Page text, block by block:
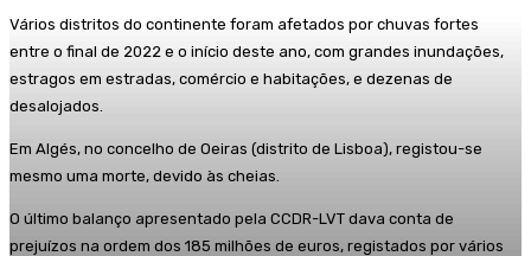
Vários distritos do continente foram afetados por chuvas fortes
entre o final de 2022 e o início deste ano, com grandes inundações,
estragos em estradas, comércio e habitações, e dezenas de
desalojados.
Em Algés, no concelho de Oeiras (distrito de Lisboa), registou-se
mesmo uma morte, devido às cheias.
O último balanço apresentado pela CCDR-LVT dava conta de
prejuízos na ordem dos 185 milhões de euros, registados por vários